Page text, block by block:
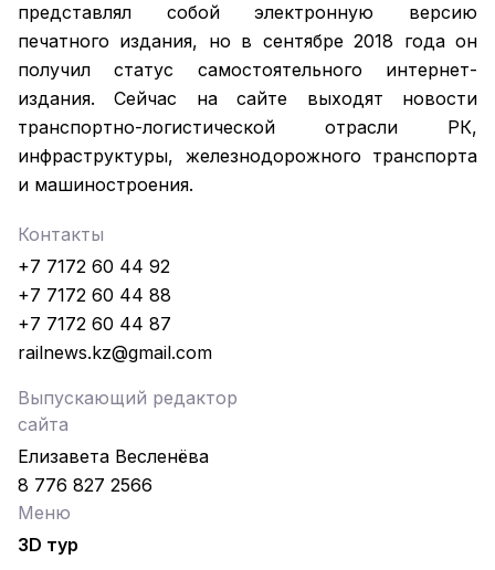
представлял собой электронную версию
печатного издания, но в сентябре 2018 года он
получил статус самостоятельного интернет-
издания. Сейчас на сайте выходят новости
транспортно-логистической отрасли РК,
инфраструктуры, железнодорожного транспорта
и машиностроения.
Контакты
+7 7172 60 44 92
+7 7172 60 44 88
+7 7172 60 44 87
railnews.kz@gmail.com
Выпускающий редактор
сайта
Елизавета Весленёва
8 776 827 2566
Меню
3D тур